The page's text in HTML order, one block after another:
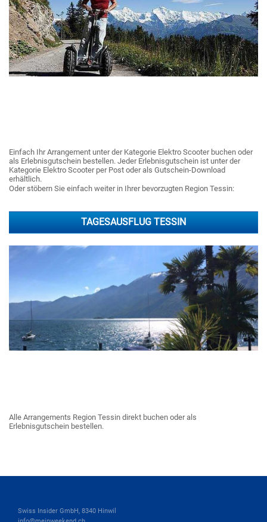
Einfach Ihr Arrangement unter der Kategorie Elektro Scooter buchen oder
als Erlebnisgutschein bestellen. Jeder Erlebnisgutschein ist unter der
Kategorie Elektro Scooter per Post oder als Gutschein-Download
erhältlich.
Oder stöbern Sie einfach weiter in Ihrer bevorzugten Region Tessin:
TAGESAUSFLUG TESSIN
Alle Arrangements Region Tessin direkt buchen oder als
Erlebnisgutschein bestellen.
Swiss Insider GmbH, 8340 Hinwil